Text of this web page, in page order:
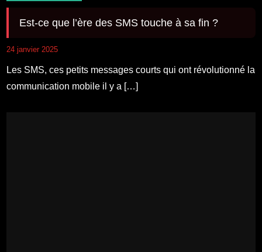
Est-ce que l’ère des SMS touche à sa fin ?
24 janvier 2025
Les SMS, ces petits messages courts qui ont révolutionné la
communication mobile il y a […]